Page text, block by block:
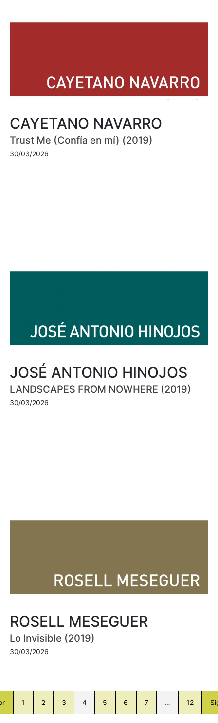
CAYETANO NAVARRO
Trust Me (Confía en mí) (2019)
30/03/2026
JOSÉ ANTONIO HINOJOS
LANDSCAPES FROM NOWHERE (2019)
30/03/2026
ROSELL MESEGUER
Lo Invisible (2019)
30/03/2026
1 2 3 4 5 6 7 … 12